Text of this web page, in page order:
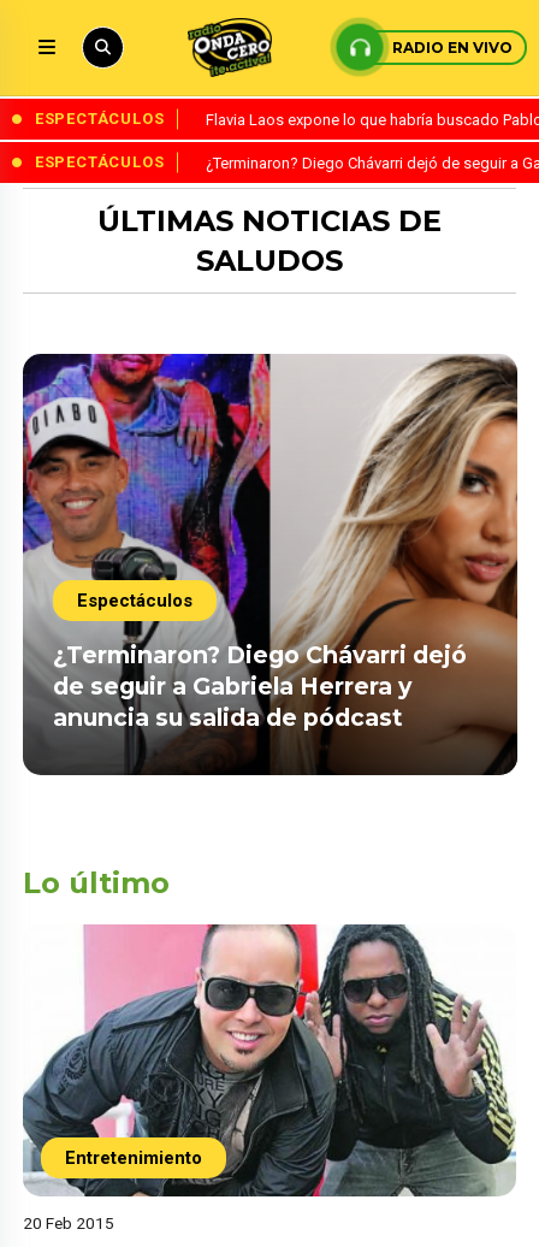
RADIO EN VIVO
ESPECTÁCULOS Flavia Laos expone lo que habría buscado
ESPECTÁCULOS ¿Terminaron? Diego Chávarri dejó de seguir a
ÚLTIMAS NOTICIAS DE
SALUDOS
Espectáculos
¿Terminaron? Diego Chávarri dejó
de seguir a Gabriela Herrera y
anuncia su salida de pódcast
Lo último
Entretenimiento
20 Feb 2015